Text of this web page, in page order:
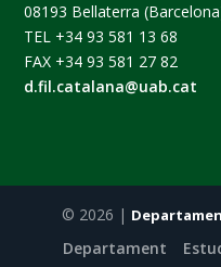
08193 Bellaterra
TEL +34 93 581 13 68
FAX +34 93 581 27 82
d.fil.catalana@uab.cat
© 2026 |
Departament